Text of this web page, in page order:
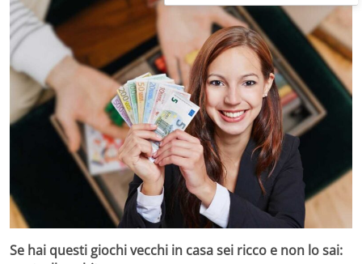
Se hai questi giochi vecchi in casa sei ricco e non lo sai: